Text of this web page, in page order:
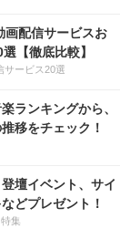
画配信サービスお
【徹底比較】
サービス20選
ランキングから、
移をチェック！
壇イベント、サイ
どプレゼント！
集